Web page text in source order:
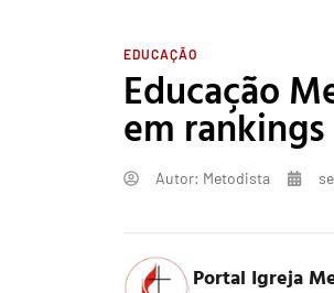
EDUCAÇÃO
Educação
em
Autor: Metodista
Portal Igreja